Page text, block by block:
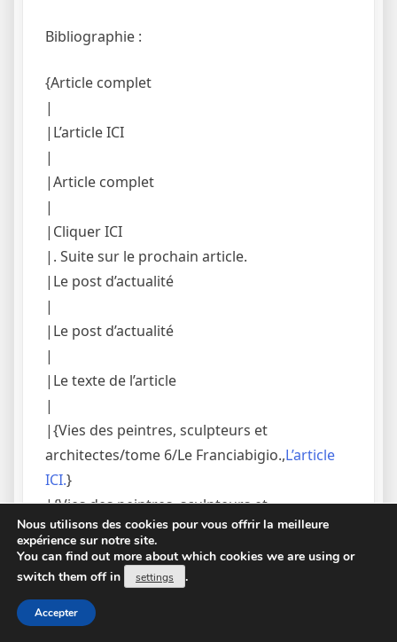
Bibliographie :
{Article complet
|
|L’article ICI
|
|Article complet
|
|Cliquer ICI
|. Suite sur le prochain article.
|Le post d’actualité
|
|Le post d’actualité
|
|Le texte de l’article
|
|{Vies des peintres, sculpteurs et
architectes/tome 6/Le Franciabigio.,L’article
ICI.}
|{Vies des peintres, sculpteurs et
architectes/tome 1/30.,Ici.}
|{Vies des peintres, sculpteurs et
architectes/tome 1/25.,
|{Vierges en fleur/Texte entier.,
|{Vierges en fleur/13.,
Nous utilisons des cookies pour vous offrir la meilleure
expérience sur notre site.
You can find out more about which cookies we are using or
switch them off in
settings .
Accepter